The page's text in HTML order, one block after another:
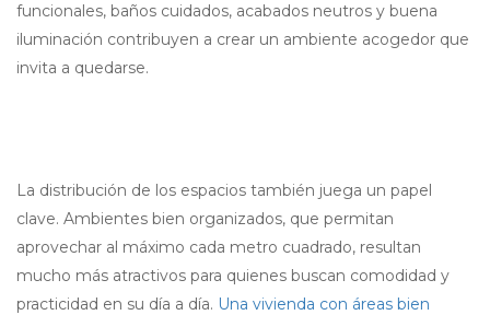
funcionales, baños cuidados, acabados neutros y buena
iluminación contribuyen a crear un ambiente acogedor que
invita a quedarse.
La distribución de los espacios también juega un papel
clave. Ambientes bien organizados, que permitan
aprovechar al máximo cada metro cuadrado, resultan
mucho más atractivos para quienes buscan comodidad y
practicidad en su día a día. Una vivienda con áreas bien